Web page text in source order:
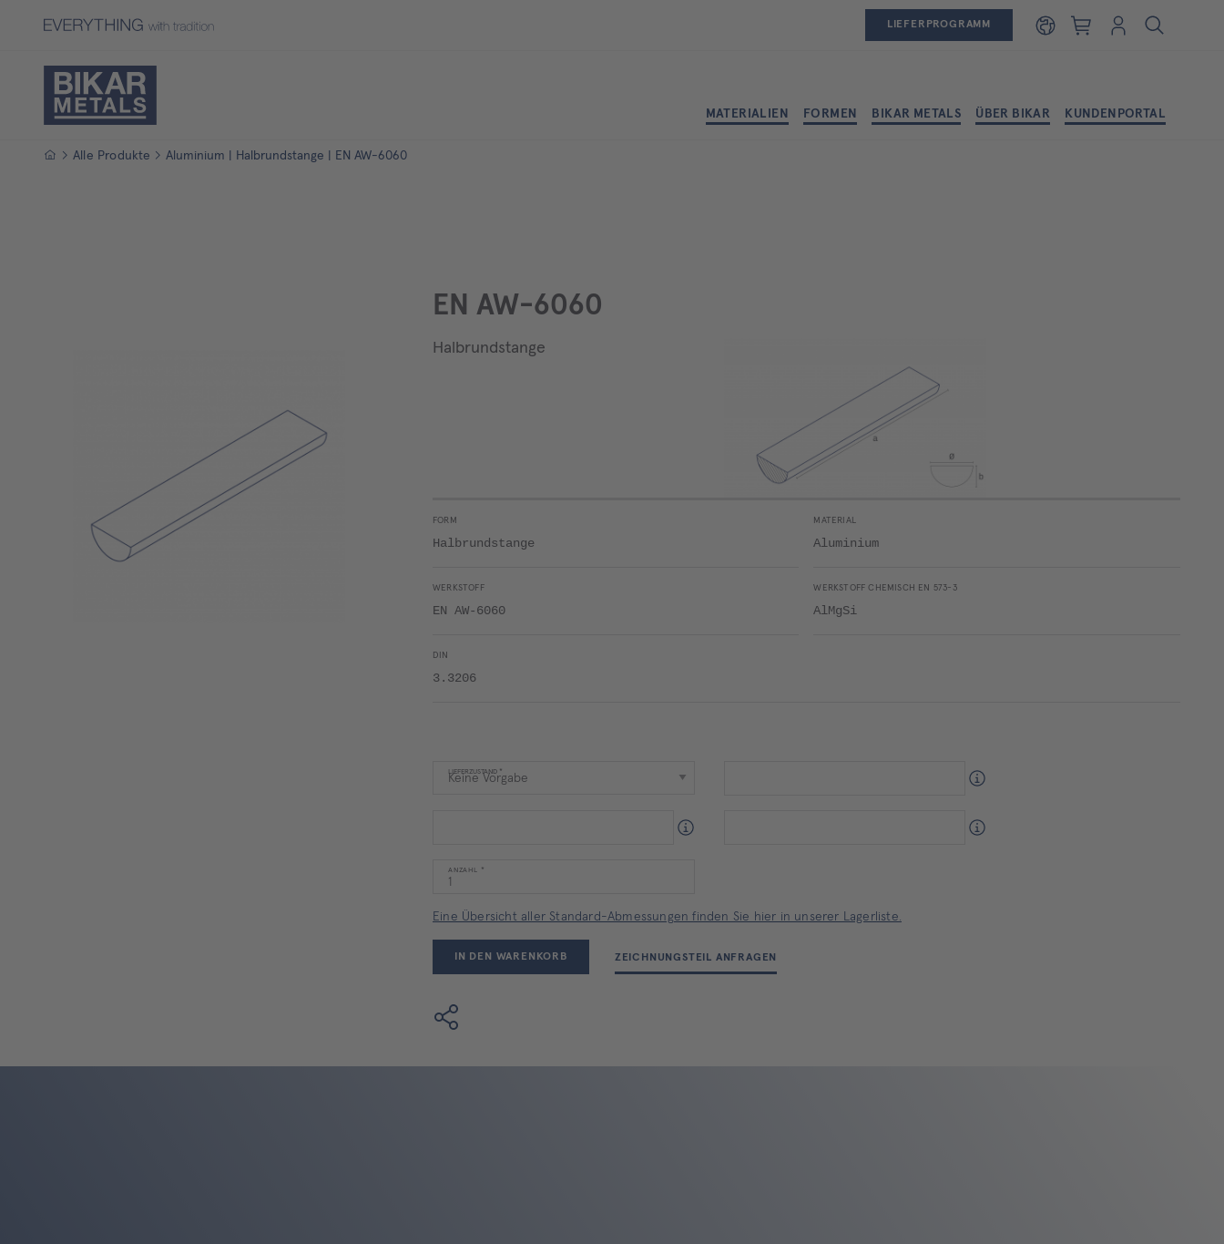
LIEFERPROGRAMM Warenkorb
Login
MATERIALIEN FORMEN BIKAR METALS ÜBER BIKAR KUNDENPORTAL
StartseiteAlle Produkte Aluminium | Halbrundstange | EN AW-6060
EN AW-6060
Halbrundstange
FORM
Halbrundstange
MATERIAL
Aluminium
WERKSTOFF
EN AW-6060
WERKSTOFF CHEMISCH EN 573-3
AlMgSi
DIN
3.3206
LIEFERZUSTAND
ANZAHL
Eine Übersicht aller Standard-Abmessungen finden Sie hier in unserer Lagerliste.
IN DEN WARENKORB ZEICHNUNGSTEIL ANFRAGEN